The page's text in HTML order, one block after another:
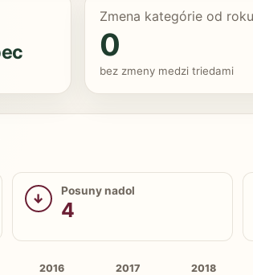
Zmena kategórie od
0
bez zmeny medzi triedami
↓ Posuny nadol
4
2016 2017 2018